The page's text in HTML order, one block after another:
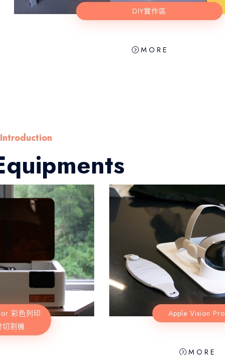
DIY實作區
M O R E
彩色列印
切割機
Apple Vision Pro
M O R E